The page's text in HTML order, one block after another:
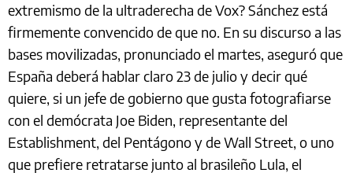
extremismo de la ultraderecha de Vox? Sánchez está
firmemente convencido de que no. En su discurso a las
bases movilizadas, pronunciado el martes, aseguró que
España deberá hablar claro 23 de julio y decir qué
quiere, si un jefe de gobierno que gusta fotografiarse
con el demócrata Joe Biden, representante del
Establishment, del Pentágono y de Wall Street, o uno
que prefiere retratarse junto al brasileño Lula, el